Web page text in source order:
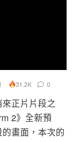
31.2K 0
正片片段之
2》全新預
畫面，本次的